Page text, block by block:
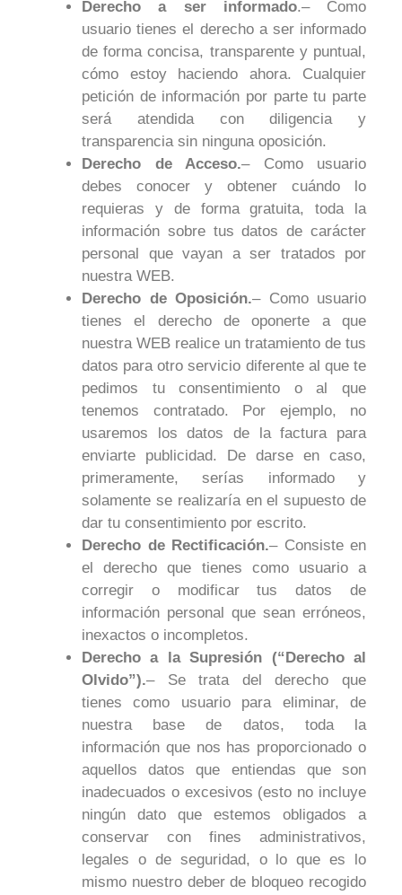
Derecho a ser informado.– Como
usuario tienes el derecho a ser informado
de forma concisa, transparente y puntual,
cómo estoy haciendo ahora. Cualquier
petición de información por parte tu parte
será atendida con diligencia y
transparencia sin ninguna oposición.
Derecho de Acceso.– Como usuario
debes conocer y obtener cuándo lo
requieras y de forma gratuita, toda la
información sobre tus datos de carácter
personal que vayan a ser tratados por
nuestra WEB.
Derecho de Oposición.– Como usuario
tienes el derecho de oponerte a que
nuestra WEB realice un tratamiento de tus
datos para otro servicio diferente al que te
pedimos tu consentimiento o al que
tenemos contratado. Por ejemplo, no
usaremos los datos de la factura para
enviarte publicidad. De darse en caso,
primeramente, serías informado y
solamente se realizaría en el supuesto de
dar tu consentimiento por escrito.
Derecho de Rectificación.– Consiste en
el derecho que tienes como usuario a
corregir o modificar tus datos de
información personal que sean erróneos,
inexactos o incompletos.
Derecho a la Supresión (“Derecho al
Olvido”).– Se trata del derecho que
tienes como usuario para eliminar, de
nuestra base de datos, toda la
información que nos has proporcionado o
aquellos datos que entiendas que son
inadecuados o excesivos (esto no incluye
ningún dato que estemos obligados a
conservar con fines administrativos,
legales o de seguridad, o lo que es lo
mismo nuestro deber de bloqueo recogido